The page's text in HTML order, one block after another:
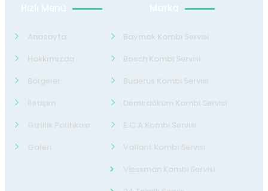
Hızlı Menü
Anasayfa
Hakkımızda
Bölgeler
İletişim
Gizlilik Politikası
Galeri
Marka
Baymak Kombi Servisi
Bosch Kombi Servisi
Buderus Kombi Servisi
Demirdöküm Kombi Servisi
E.C.A Kombi Servisi
Valiant Kombi Servisi
Viessman Kombi Servisi